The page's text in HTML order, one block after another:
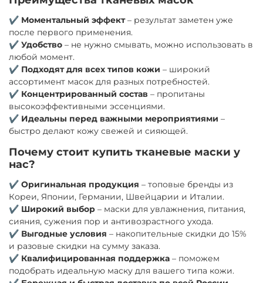
✔ Моментальный эффект– результат заметен уже
после первого применения.
✔ Удобство – не нужно смывать, можно использовать в
любой момент.
✔ Подходят для всех типов кожи – широкий
ассортимент масок для разных потребностей.
✔ Концентрированный состав – пропитаны
высокоэффективными эссенциями.
✔ Идеальны перед важными мероприятиями –
быстро делают кожу свежей и сияющей.
Почему стоит купить тканевые маски у
нас?
✔ Оригинальная продукция – топовые бренды из
Кореи, Японии, Германии, Швейцарии и Италии.
✔ Широкий выбор – маски для увлажнения, питания,
сияния, сужения пор и антивозрастного ухода.
✔ Выгодные условия – накопительные скидки до 15%
и разовые скидки на сумму заказа.
✔ Квалифицированная поддержка – поможем
подобрать идеальную маску для вашего типа кожи.